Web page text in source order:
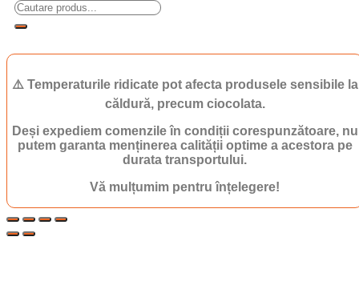
⚠️ Temperaturile ridicate pot afecta produsele sensibile la
căldură, precum ciocolata.
Deși expediem comenzile în condiții corespunzătoare, nu
putem garanta menținerea calității optime a acestora pe
durata transportului.
Vă mulțumim pentru înțelegere!